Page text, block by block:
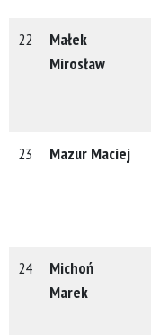
22
Małek
Mirosław
23
Mazur Maciej
24
Michoń
Marek